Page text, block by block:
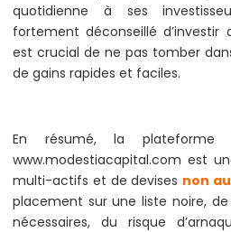
quotidienne à ses
fortement déconseillé
est crucial de ne pas tomber
de gains rapides et faciles.
En résumé, la plateforme
www.modestiacapital.com est
multi-actifs et de devises non
placement sur une liste noire, de
nécessaires, du risque